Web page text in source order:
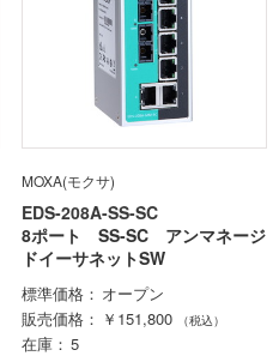
MOXA(モクサ)
EDS-208A-SS-SC
8ポート SS-SC アンマネージ
ドイーサネットSW
標準価格
オープン
販売価格
￥151,800 （税込）
在庫
5